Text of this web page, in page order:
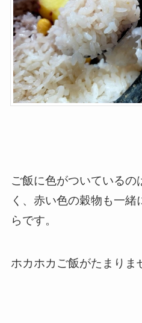
ご飯に色がついているの
く、赤い色の穀物も一
らです。
ホカホカご飯がたまりま